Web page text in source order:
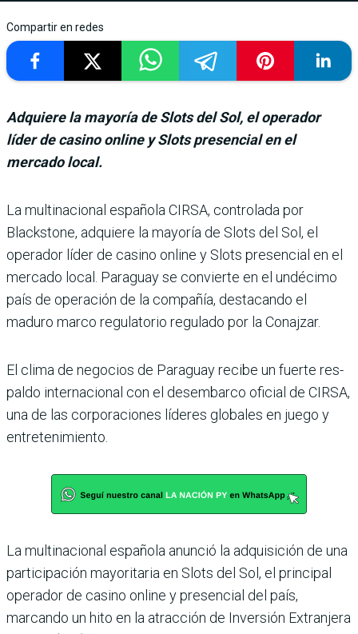
Compartir en redes
Adquiere la mayoría de Slots del Sol, el operador
líder de casino online y Slots presencial en el
mercado local.
La multinacional espa­ñola CIRSA, contro­lada por
Blackstone, adquiere la mayoría de Slots del Sol, el
operador líder de casino online y Slots pre­sencial en el
mercado local. Paraguay se convierte en el undécimo
país de operación de la compañía, destacando el
maduro marco regulato­rio regulado por la Conajzar.
El clima de negocios de Para­guay recibe un fuerte res­
paldo internacional con el desembarco oficial de CIRSA,
una de las corporaciones líde­res globales en juego y
entre­tenimiento.
La multinacional española anunció la adquisición de una
participación mayorita­ria en Slots del Sol, el prin­cipal
operador de casino online y presencial del país,
marcando un hito en la atrac­ción de Inversión Extranjera